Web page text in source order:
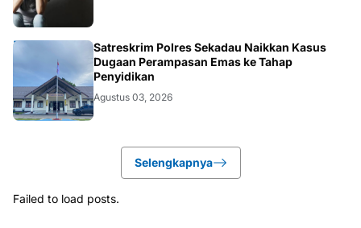
HUKUM
Satreskrim Polres Sekadau Naikkan Kasus
Dugaan Perampasan Emas ke Tahap
Penyidikan
Agustus 03, 2026
Selengkapnya
Failed to load posts.